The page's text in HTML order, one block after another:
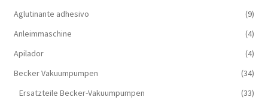
Aglutinante adhesivo
(9)
Anleimmaschine
(4)
Apilador
(4)
Becker Vakuumpumpen
(34)
Ersatzteile Becker-Vakuumpumpen
(33)